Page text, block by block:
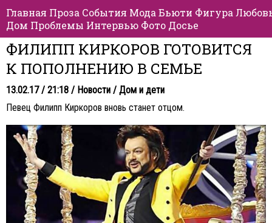
Главная Проза События Мода Бьюти Фигура
Дом Проблемы Интервью Фото Досье
ФИЛИПП КИРКОРОВ ГОТОВИТСЯ
К ПОПОЛНЕНИЮ В СЕМЬЕ
13.02.17 / 21:18 / Новости / Дом и дети
Певец Филипп Киркоров вновь станет отцом.